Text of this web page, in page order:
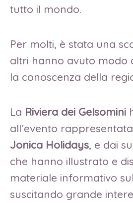
tutto il mondo.
Per molti, è stata una
altri hanno avuto modo
la conoscenza della
La Riviera dei Gelsomini
all’evento
Jonica Holidays, e dai
che hanno illustrato e
materiale informativo
suscitando grande